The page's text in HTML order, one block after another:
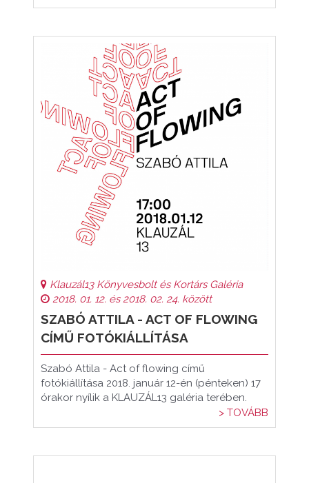
Klauzál13 Könyvesbolt és Kortárs Galéria
2018. 01. 12. és 2018. 02. 24. között
SZABÓ ATTILA - ACT OF FLOWING
CÍMŰ FOTÓKIÁLLÍTÁSA
Szabó Attila - Act of flowing című
fotókiállítása 2018. január 12-én (pénteken) 17
órakor nyílik a KLAUZÁL13 galéria terében.
> TOVÁBB